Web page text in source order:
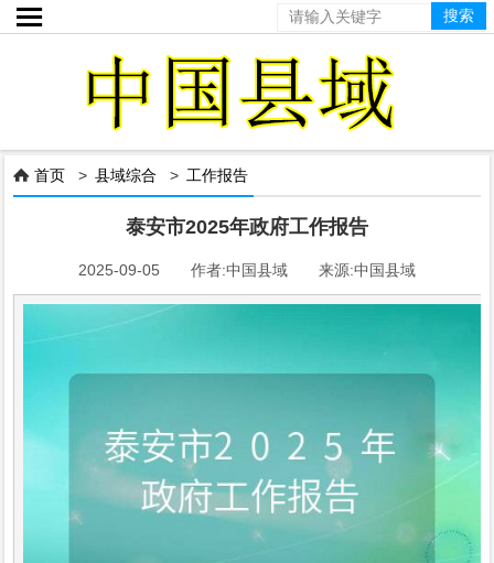

 首页 >县域综合 > 工作报告
泰安市2025年政府工作报告
2025-09-05 作者:中国县域 来源:中国县域